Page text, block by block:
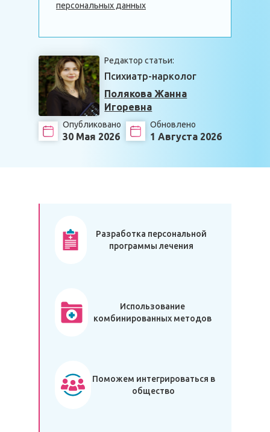
персональных данных
Редактор статьи:
Психиатр-нарколог
Полякова Жанна
Игоревна
Опубликовано
30 Мая 2026
Обновлено
1 Августа 2026
Разработка персональной
программы лечения
Использование
комбинированных методов
Поможем интегрироваться в
общество